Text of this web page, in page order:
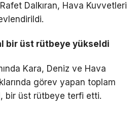
Dalkıran, Hava Kuvvetleri
bir üst rütbeye yükseldi
Kara, Deniz ve Hava
görev yapan toplam
bir üst rütbeye terfi etti.